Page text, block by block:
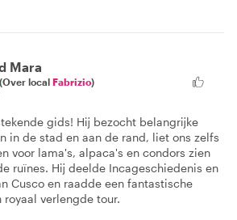
Mara
(Over local Fabrizio)
gids! Hij bezocht belangrijke
in de stad en aan de rand, liet ons zelfs
voor lama's, alpaca's en condors zien
ruïnes. Hij deelde Incageschiedenis en
Cusco en raadde een fantastische
royaal verlengde tour.